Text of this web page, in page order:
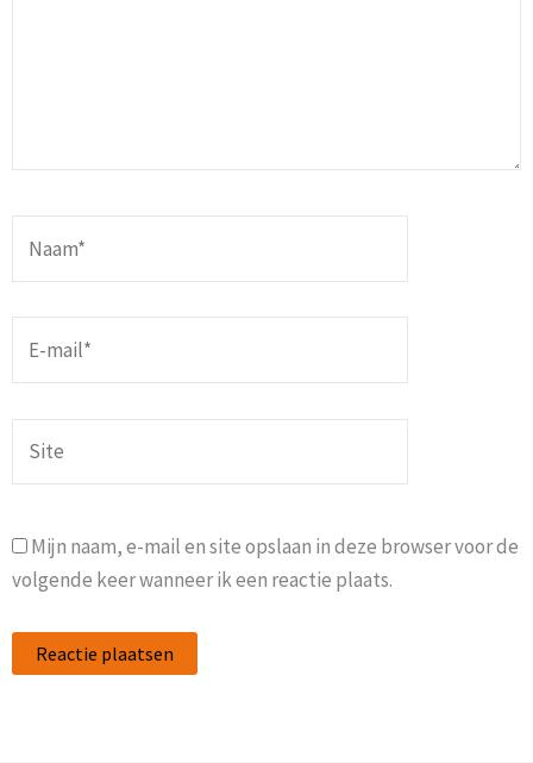
mail*
Mijn naam, e-mail en site opslaan in deze browser voor de
volgende keer wanneer ik een reactie plaats.